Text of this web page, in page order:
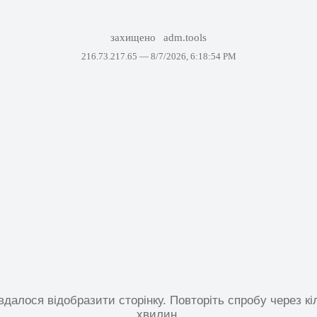
захищено adm.tools
216.73.217.65 — 8/7/2026, 6:18:54 PM
відобразити сторінку. Повторіть спробу через